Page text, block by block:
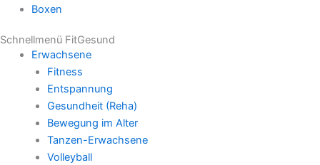
Boxen
Schnellmenü FitGesund
Erwachsene
Fitness
Entspannung
Gesundheit (Reha)
Bewegung im Alter
Tanzen-Erwachsene
Volleyball